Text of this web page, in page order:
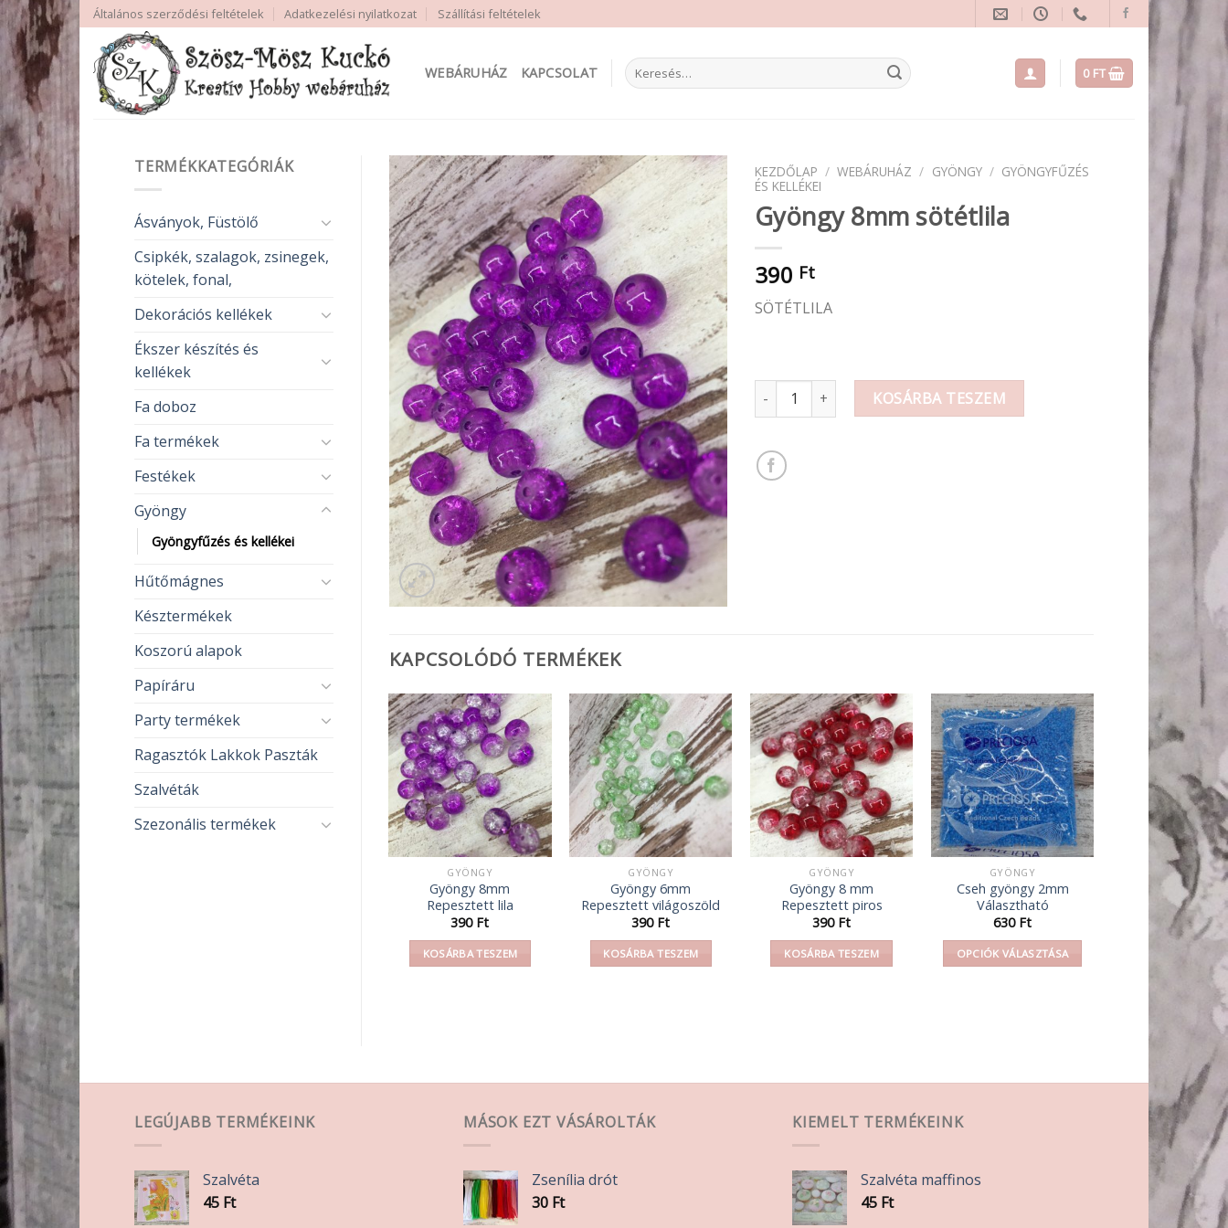
Skip
to
content
Általános szerződési feltételek Adatkezelési nyilatkozat Szállítási feltételek
WEBÁRUHÁZ KAPCSOLAT
Keresés
a
0 FT
TERMÉKKATEGÓRIÁK
Ásványok, Füstölő
Csipkék, szalagok, zsinegek,
kötelek, fonal,
Dekorációs kellékek
Ékszer készítés és
kellékek
Fa doboz
Fa termékek
Festékek
Gyöngy
Gyöngyfűzés és kellékei
Hűtőmágnes
Késztermékek
Koszorú alapok
Papíráru
Party termékek
Ragasztók Lakkok Paszták
Szalvéták
Szezonális termékek
KEZDŐLAP / WEBÁRUHÁZ / GYÖNGY / GYÖNGYFŰZÉS
ÉS KELLÉKEI
Gyöngy 8mm sötétlila
390 Ft
SÖTÉTLILA
Gyöngy 8mm sötétlila mennyiség
KOSÁRBA TESZEM
KAPCSOLÓDÓ TERMÉKEK
GYÖNGY
Gyöngy 8mm
Repesztett lila
390 Ft
KOSÁRBA TESZEM
GYÖNGY
Gyöngy 6mm
Repesztett világoszöld
390 Ft
KOSÁRBA TESZEM
GYÖNGY
Gyöngy 8 mm
Repesztett piros
390 Ft
KOSÁRBA TESZEM
GYÖNGY
Cseh gyöngy 2mm
Választható
630 Ft
OPCIÓK VÁLASZTÁSA
van.
Repesztett sötét
KOSÁRBA TESZEM
LEGÚJABB TERMÉKEINK
Szalvéta
45 Ft
MÁSOK EZT VÁSÁROLTÁK
Zsenília drót
30 Ft
KIEMELT TERMÉKEINK
Szalvéta maffinos
45 Ft